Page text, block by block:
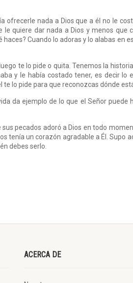
ofrecerle nada a Dios que a él no le
quiere dar nada a Dios y menos que
Cuando lo adoras y lo alabas en
te lo pide o quita. Tenemos la
y le había costado tener, es decir lo
lo pide para que reconozcas dónde
da ejemplo de lo que el Señor puede
pecados adoró a Dios en todo
tenía un corazón agradable a Él. Supo
debes serlo.
ACERCA DE